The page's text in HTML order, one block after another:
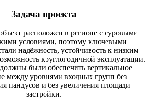
Задача проекта
расположен в регионе с суровыми
условиями, поэтому ключевыми
надёжность, устойчивость к низким
круглогодичной эксплуатации.
были обеспечить вертикальное
между уровнями входных групп без
пандусов и без увеличения площади
застройки.